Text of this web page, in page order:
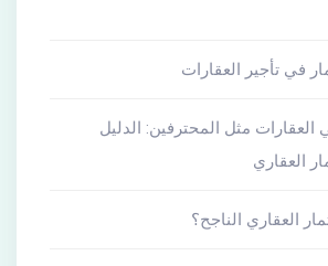
في تأجير العقارات
مثل المحترفين: الدليل
العقاري
العقاري الناجح؟